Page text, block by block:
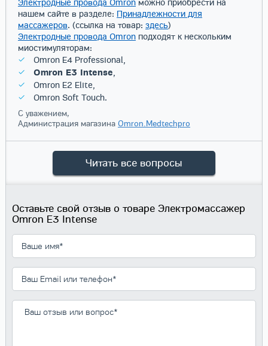
Электродные провода Omronможно приобрести на
нашем сайте в разделе: Принадлежности для
массажеров. (ссылка на товар: здесь)
Электродные провода Omronподходят к нескольким
миостимуляторам:
Omron E4 Professional,
Omron E3 Intense,
Omron E2 Elite,
Omron Soft Touch.
С уважением,
Администрация магазина Omron.Medtechpro
Читать все вопросы
Оставьте свой отзыв о товаре Электромассажер
Omron E3 Intense